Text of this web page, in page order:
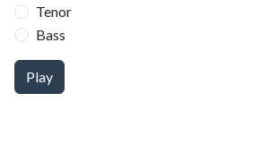
Tenor
Bass
Play